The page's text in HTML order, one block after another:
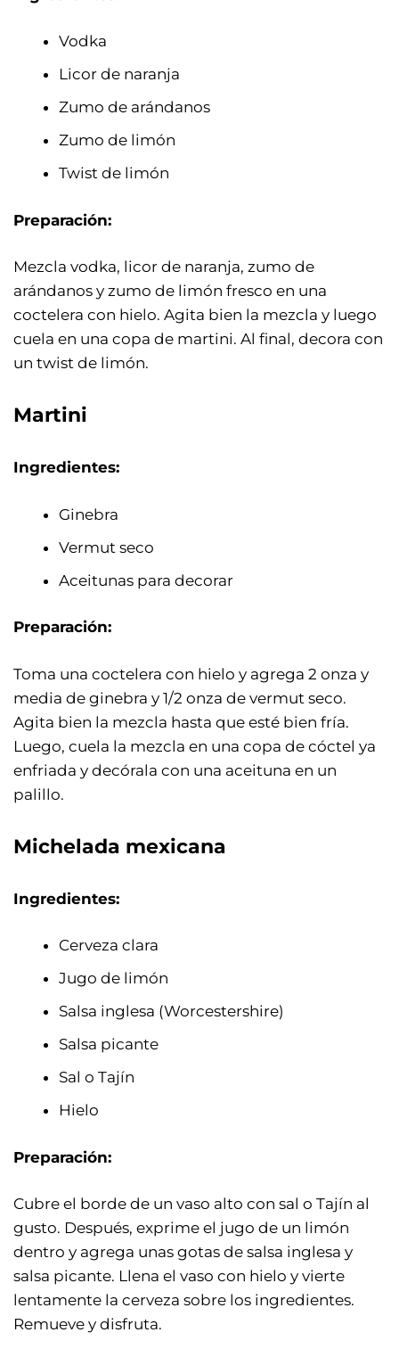
Vodka
Licor de naranja
Zumo de arándanos
Zumo de limón
Twist de limón
Preparación:
Mezcla vodka, licor de naranja, zumo de
arándanos y zumo de limón fresco en una
coctelera con hielo. Agita bien la mezcla y luego
cuela en una copa de martini. Al final, decora con
un twist de limón.
Martini
Ingredientes:
Ginebra
Vermut seco
Aceitunas para decorar
Preparación:
Toma una coctelera con hielo y agrega 2 onza y
media de ginebra y 1/2 onza de vermut seco.
Agita bien la mezcla hasta que esté bien fría.
Luego, cuela la mezcla en una copa de cóctel ya
enfriada y decórala con una aceituna en un
palillo.
Michelada mexicana
Ingredientes:
Cerveza clara
Jugo de limón
Salsa inglesa (Worcestershire)
Salsa picante
Sal o Tajín
Hielo
Preparación:
Cubre el borde de un vaso alto con sal o Tajín al
gusto. Después, exprime el jugo de un limón
dentro y agrega unas gotas de salsa inglesa y
salsa picante. Llena el vaso con hielo y vierte
lentamente la cerveza sobre los ingredientes.
Remueve y disfruta.